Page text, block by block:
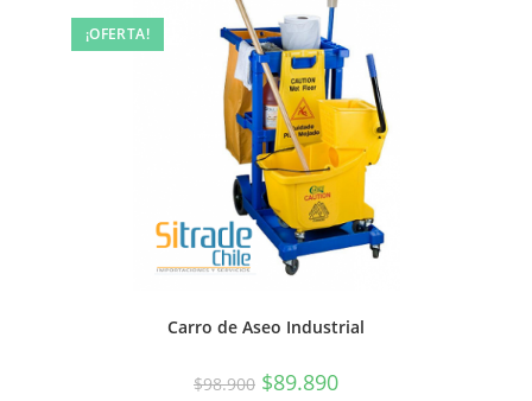
¡OFERTA!
Carro de Aseo Industrial
$98.900 $89.890